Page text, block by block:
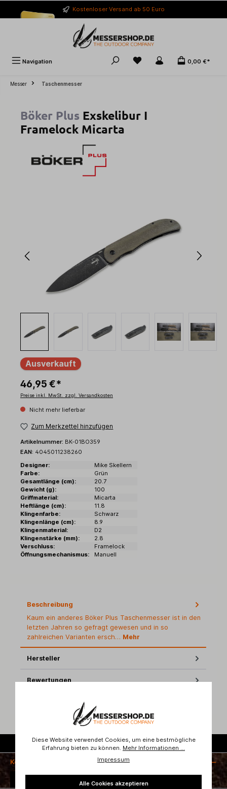
Kostenloser Versand ab 50 Euro
Navigation 0,00 €*
Messer Taschenmesser
Böker Plus Exskelibur I
Framelock Micarta
Ausverkauft
46,95 €*
Preise inkl. MwSt. zzgl. Versandkosten
Nicht mehr lieferbar
Zum Merkzettel hinzufügen
Artikelnummer: BK-01BO359
EAN: 4045011238260
Designer:
Mike Skellern
Farbe:
Grün
Gesamtlänge (cm):
20.7
Gewicht (g):
100
Griffmaterial:
Micarta
Heftlänge (cm):
11.8
Klingenfarbe:
Schwarz
Klingenlänge (cm):
8.9
Klingenmaterial:
D2
Klingenstärke (mm):
2.8
Verschluss:
Framelock
Öffnungsmechanismus:
Manuell
Beschreibung
Kaum ein anderes Böker Plus Taschenmesser ist in den
letzten Jahren so gefragt gewesen und in so
zahlreichen Varianten ersch… Mehr
Hersteller
Bewertungen
Kostenloser Versand ab 50 Euro
Kontakt
Diese Website verwendet Cookies, um eine bestmögliche
Erfahrung bieten zu können. Mehr Informationen ...
Impressum
Alle Cookies akzeptieren